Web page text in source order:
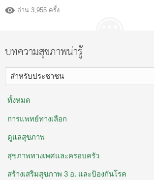
อ่าน 3,955 ครั้ง
บทความสุขภาพน่ารู้
สำหรับประชาชน
ทั้งหมด
การแพทย์ทางเลือก
ดูแลสุขภาพ
สุขภาพทางเพศและครอบครัว
สร้างเสริมสุขภาพ 3 อ. ​และป้องกันโรค